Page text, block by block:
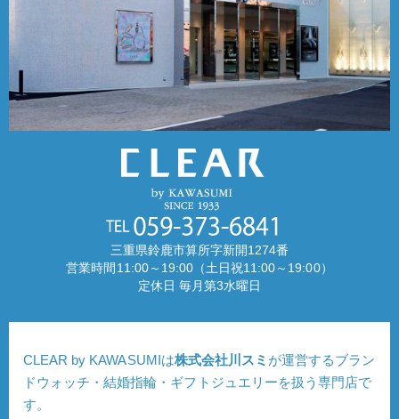
三重県鈴鹿市算所字新開1274番
営業時間11:00～19:00（土日祝11:00～19:00）
定休日 毎月第3水曜日
CLEAR by KAWASUMIは株式会社川スミ が運営するブラン
ドウォッチ・結婚指輪・ギフトジュエリーを扱う専門店で
す。